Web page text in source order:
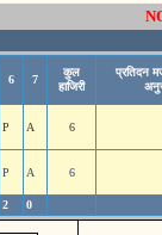
6 7
कुल
हाजिरी
प्रतिदन
P A 6
P A 6
2 0